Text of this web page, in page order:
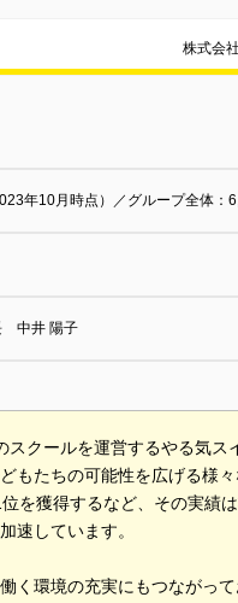
株式会
年10月時点）／グループ全体：
中井 陽子
スクールを運営するやる気
もたちの可能性を広げる様
を獲得するなど、その実績
速しています。
く環境の充実にもつながっ